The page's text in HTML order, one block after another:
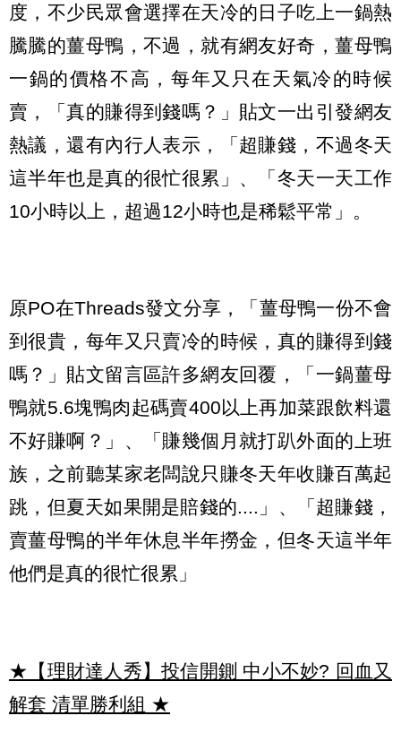
度，不少民眾會選擇在天冷的日子吃上一鍋熱
騰騰的薑母鴨，不過，就有網友好奇，薑母鴨
一鍋的價格不高，每年又只在天氣冷的時候
賣，「真的賺得到錢嗎？」貼文一出引發網友
熱議，還有內行人表示，「超賺錢，不過冬天
這半年也是真的很忙很累」、「冬天一天工作
10小時以上，超過12小時也是稀鬆平常」。
原PO在Threads發文分享，「薑母鴨一份不會
到很貴，每年又只賣冷的時候，真的賺得到錢
嗎？」貼文留言區許多網友回覆，「一鍋薑母
鴨就5.6塊鴨肉起碼賣400以上再加菜跟飲料還
不好賺啊？」、「賺幾個月就打趴外面的上班
族，之前聽某家老闆說只賺冬天年收賺百萬起
跳，但夏天如果開是賠錢的....」、「超賺錢，
賣薑母鴨的半年休息半年撈金，但冬天這半年
他們是真的很忙很累」
★【理財達人秀】投信開鍘 中小不妙? 回血又
解套 清單勝利組 ★